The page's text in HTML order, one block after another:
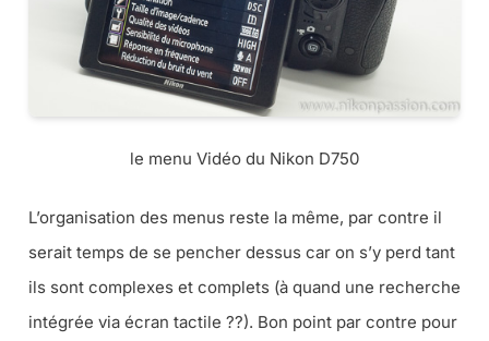
le menu Vidéo du Nikon D750
L’organisation des menus reste la même, par contre il
serait temps de se pencher dessus car on s’y perd tant
ils sont complexes et complets (à quand une recherche
intégrée via écran tactile ??). Bon point par contre pour